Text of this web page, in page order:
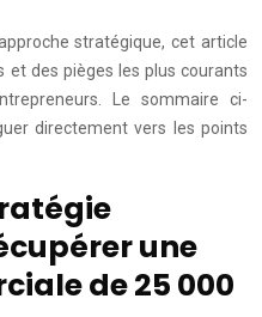
stratégique, cet article
des pièges les plus courants
Le sommaire ci-
directement vers les points
une
de 25 000